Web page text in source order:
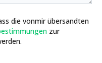
die vonmir übersandten
zur